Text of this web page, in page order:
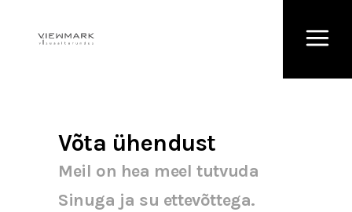
Võta ühendust
Meil on hea meel tutvuda
Sinuga ja su ettevõttega.